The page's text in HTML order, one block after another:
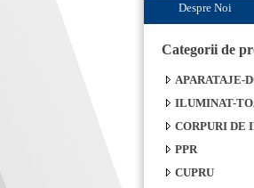
Despre Noi
Categorii de
APARATAJE-
ILUMINAT-
CORPURI DE
PPR
CUPRU